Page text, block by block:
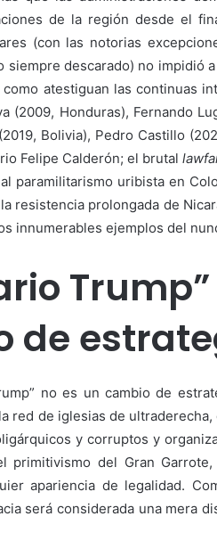
de la región desde el
(con las notorias
siempre descarado) no impidió
atestiguan las continuas
(2009, Honduras), Fernando
Bolivia), Pedro Castillo
Felipe Calderón; el brutal
paramilitarismo uribista en
resistencia prolongada de
innumerables ejemplos del
de
no es un cambio de
red de iglesias de
y corruptos y
primitivismo del Gran
apariencia de legalidad.
será considerada una mera